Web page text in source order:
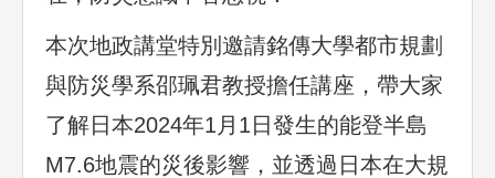
本次地政講堂特別邀請銘傳大學都市規劃
與防災學系邵珮君教授擔任講座，帶大家
了解日本2024年1月1日發生的能登半島
M7.6地震的災後影響，並透過日本在大規